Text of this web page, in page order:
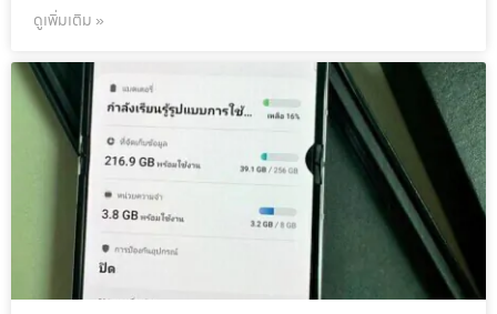
ดูเพิ่มเติม »